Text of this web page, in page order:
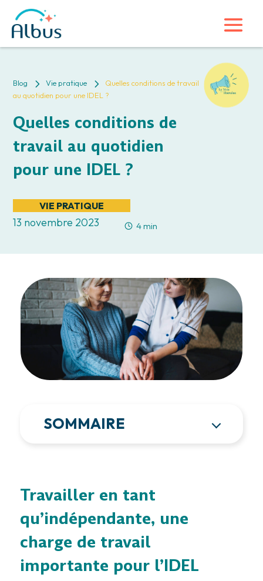
Blog 5 Vie pratique 5
Quelles conditions de travail
au quotidien pour une IDEL ?
Quelles conditions de
travail au quotidien
pour une IDEL ?
VIE PRATIQUE
13 novembre 2023 4 min
SOMMAIRE
Travailler en tant
qu’indépendante, une
charge de travail
importante pour l’IDEL